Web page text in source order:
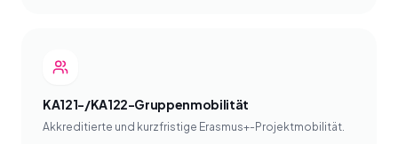
KA121-/KA122-Gruppenmobilität
Akkreditierte und kurzfristige Erasmus+-Projektmobilität.